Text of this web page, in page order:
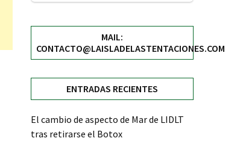
MAIL:
CONTACTO@LAISLADELASTENTACIONES.COM
ENTRADAS RECIENTES
El cambio de aspecto de Mar de LIDLT
tras retirarse el Botox